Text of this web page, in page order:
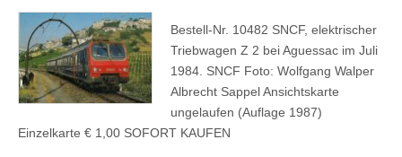
Bestell-Nr. 10482 SNCF, elektrischer
Triebwagen Z 2 bei Aguessac im Juli
1984. SNCF Foto: Wolfgang Walper
Albrecht Sappel Ansichtskarte
ungelaufen (Auflage 1987)
Einzelkarte € 1,00 SOFORT KAUFEN